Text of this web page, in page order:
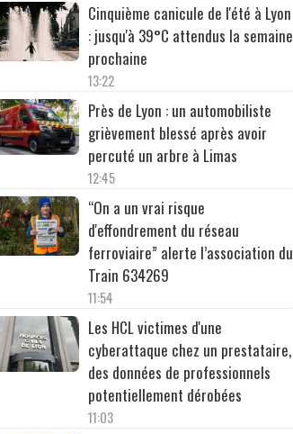
Cinquième canicule de l'été à Lyon
: jusqu'à 39°C attendus la semaine
prochaine
13:22
Près de Lyon : un automobiliste
grièvement blessé après avoir
percuté un arbre à Limas
12:45
“On a un vrai risque
d'effondrement du réseau
ferroviaire” alerte l’association du
Train 634269
11:54
Les HCL victimes d'une
cyberattaque chez un prestataire,
des données de professionnels
potentiellement dérobées
11:03